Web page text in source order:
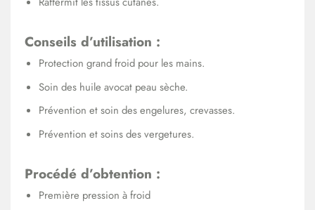
Conseils d’utilisation :
Protection grand froid pour les mains.
Soin des huile avocat peau sèche.
Prévention et soin des engelures, crevasses.
Prévention et soins des vergetures.
Procédé d’obtention :
Première pression à froid